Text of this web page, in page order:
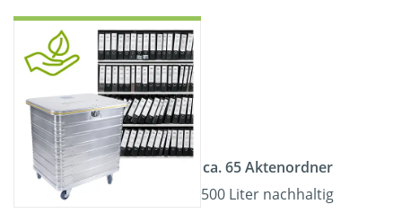
ca. 65 Aktenordner
500 Liter nachhaltig